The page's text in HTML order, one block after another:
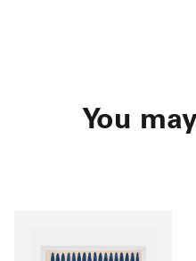
You